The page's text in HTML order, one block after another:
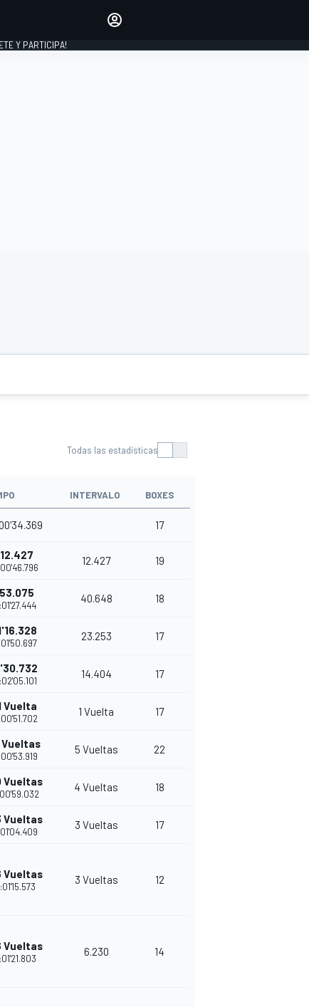
Y PARTICIPA!
Todas las estadísticas
INTERVALO BOXES
17
12.427 19
40.648 18
23.253 17
14.404 17
Vuelta 1 Vuelta 17
Vueltas 5 Vueltas 22
Vueltas 4 Vueltas 18
Vueltas 3 Vueltas 17
Vueltas 3 Vueltas 12
Vueltas 6.230 14